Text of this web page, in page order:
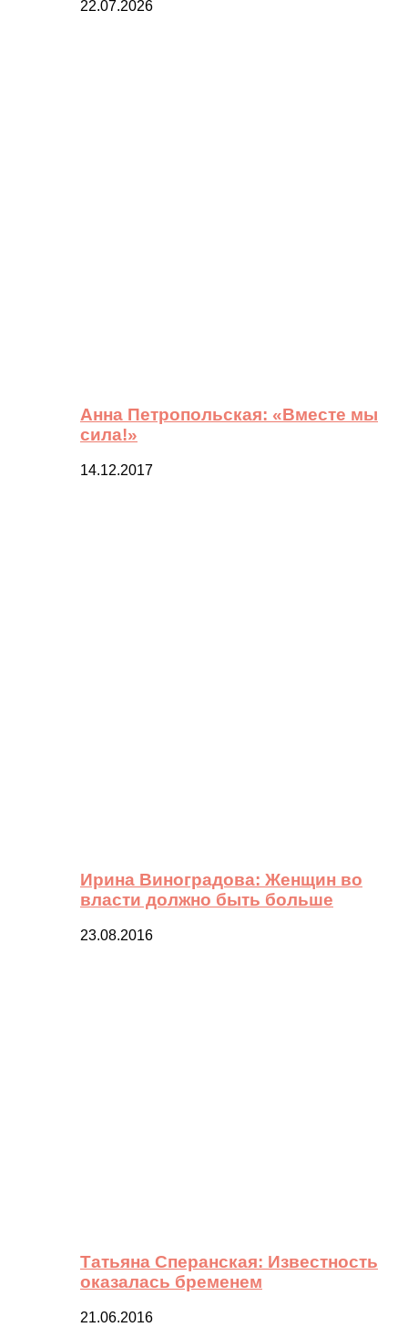
22.07.2026
Анна Петропольская: «Вместе мы
сила!»
14.12.2017
Ирина Виноградова: Женщин во
власти должно быть больше
23.08.2016
Татьяна Сперанская: Известность
оказалась бременем
21.06.2016